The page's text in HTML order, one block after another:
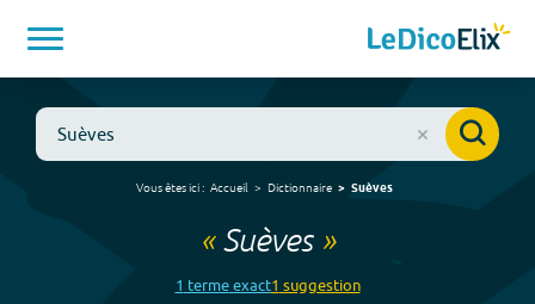
Vous êtes ici : Accueil Dictionnaire Suèves
«Suèves»
1 termeexact1 suggestion